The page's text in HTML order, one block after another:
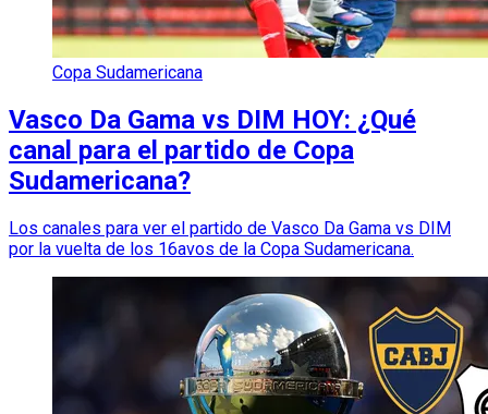
Copa Sudamericana
Vasco Da Gama vs DIM HOY: ¿Qué
canal para el partido de Copa
Sudamericana?
Los canales para ver el partido de Vasco Da Gama vs DIM
por la vuelta de los 16avos de la Copa Sudamericana.